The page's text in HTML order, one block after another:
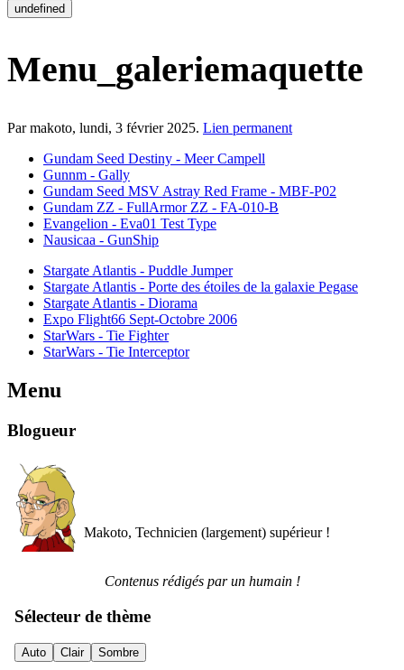
undefined
Menu_galeriemaquette
Par makoto, lundi, 3 février 2025. Lien permanent
Gundam Seed Destiny - Meer Campell
Gunnm - Gally
Gundam Seed MSV Astray Red Frame - MBF-P02
Gundam ZZ - FullArmor ZZ - FA-010-B
Evangelion - Eva01 Test Type
Nausicaa - GunShip
Stargate Atlantis - Puddle Jumper
Stargate Atlantis - Porte des étoiles de la galaxie Pegase
Stargate Atlantis - Diorama
Expo Flight66 Sept-Octobre 2006
StarWars - Tie Fighter
StarWars - Tie Interceptor
Menu
Blogueur
Makoto, Technicien (largement) supérieur !
Contenus rédigés par un humain !
Sélecteur de thème
Auto Clair Sombre